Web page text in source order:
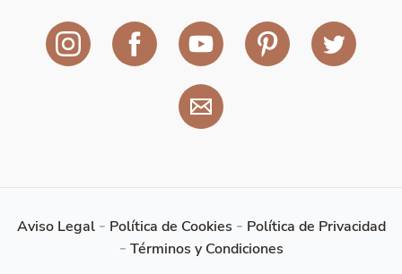
Aviso Legal- Política de Cookies - Política de Privacidad
- Términos y Condiciones